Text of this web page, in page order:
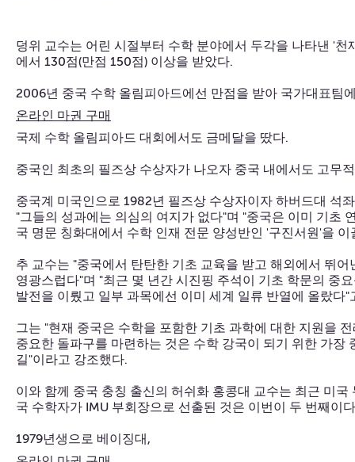
덩위 교수는 어린 시절부터 수학 분야에서 두각을 나타낸 '
에서 130점(만점 150점) 이상을 받았다.
2006년 중국 수학 올림피아드에선 만점을 받아 국가대표팀
온라인 마권 구매
국제 수학 올림피아드 대회에서도 금메달을 땄다.
중국인 최초의 필즈상 수상자가 나오자 중국 내에서도 고무
중국계 미국인으로 1982년 필즈상 수상자이자 하버드대 석
"그들의 성과에는 의심의 여지가 없다"며 "중국은 이미 기초
국 명문 칭화대에서 수학 인재 전문 양성반인 '구진서원'을 이
추 교수는 "중국에서 탄탄한 기초 교육을 받고 해외에서 뛰
영광스럽다"며 "최근 몇 년간 시진핑 주석이 기초 학문의 중
발전을 이뤘고 일부 과목에선 이미 세계 일류 반열에 올랐다"
그는 "현재 중국은 수학을 포함한 기초 과학에 대한 지원을
중요한 돌파구를 마련하는 것은 수학 강국이 되기 위한 가
길"이라고 강조했다.
이와 함께 중국 충칭 출신의 허쉬화 홍콩대 교수는 최근 미
국 수학자가 IMU 부회장으로 선출된 것은 이번이 두 번째이
1979년생으로 베이징대,